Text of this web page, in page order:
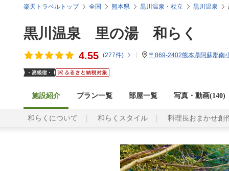
楽天トラベルトップ 全国 熊本県 黒川温泉・杖立 黒川温泉
黒川温泉 里の湯 和らく
4.55 (277件) 〒869-2402熊本県阿蘇郡
施設紹介 プラン一覧 部屋一覧 写真・動画(140)
和らくについて 和らくスタイル 料理長おまかせ創